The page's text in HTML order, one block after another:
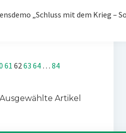
„Schluss mit dem Krieg
61 62 63 64 … 84
Artikel